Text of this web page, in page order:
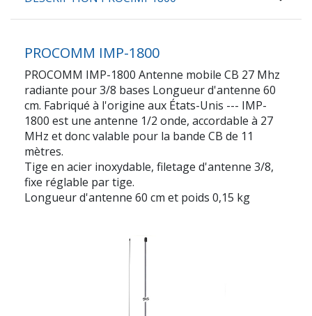
PROCOMM IMP-1800
PROCOMM IMP-1800 Antenne mobile CB 27 Mhz
radiante pour 3/8 bases Longueur d'antenne 60
cm. Fabriqué à l'origine aux États-Unis --- IMP-
1800 est une antenne 1/2 onde, accordable à 27
MHz et donc valable pour la bande CB de 11
mètres.
Tige en acier inoxydable, filetage d'antenne 3/8,
fixe réglable par tige.
Longueur d'antenne 60 cm et poids 0,15 kg